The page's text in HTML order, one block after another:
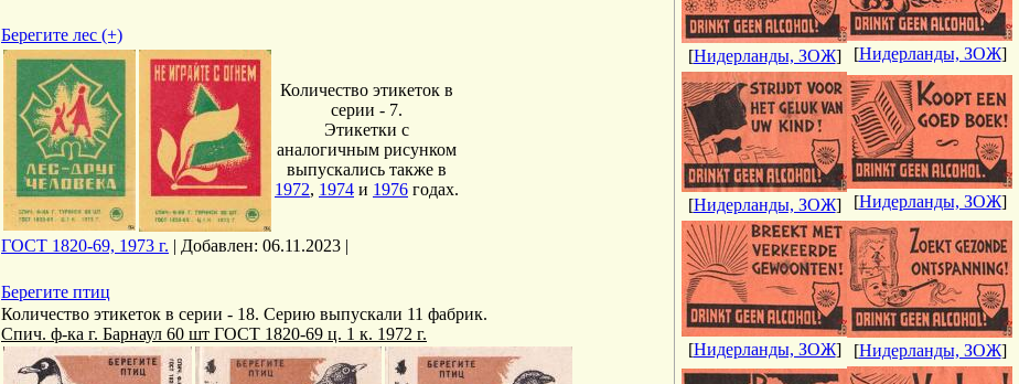
Берегите лес (+)
Количество этикеток в
серии - 7.
Этикетки с
аналогичным рисунком
выпускались также в
1972, 1974 и 1976 годах.
ГОСТ 1820-69, 1973 г. | Добавлен: 06.11.2023 |
Берегите птиц
Количество этикеток в серии - 18. Серию выпускали 11 фабрик.
Спич. ф-ка г. Барнаул 60 шт ГОСТ 1820-69 ц. 1 к. 1972 г.
[Нидерланды, ЗОЖ] [Нидерланды, ЗОЖ]
[Нидерланды, ЗОЖ] [Нидерланды, ЗОЖ]
[Нидерланды, ЗОЖ] [Нидерланды, ЗОЖ]